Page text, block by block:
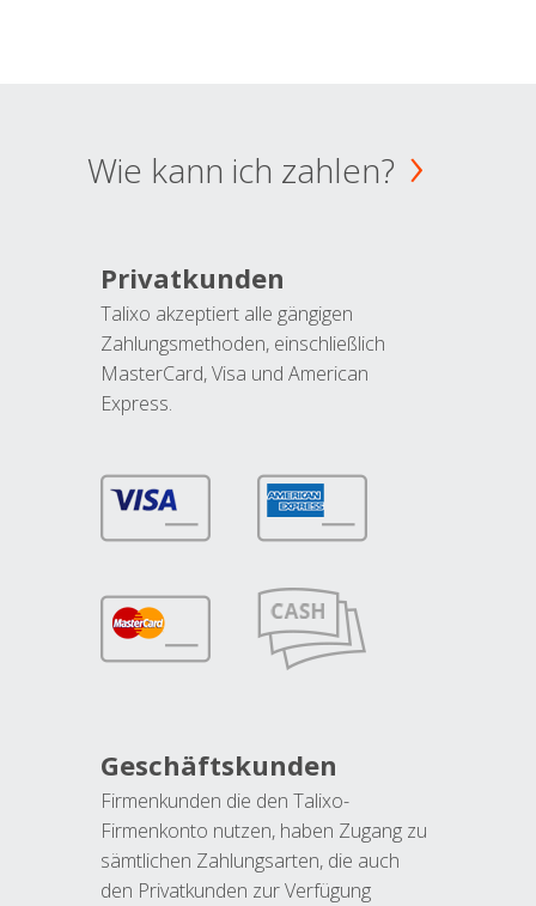
Wie kann ich zahlen?
Privatkunden
Talixo akzeptiert alle gängigen
Zahlungsmethoden, einschließlich
MasterCard, Visa und American
Express.
Geschäftskunden
Firmenkunden die den Talixo-
Firmenkonto nutzen, haben Zugang zu
sämtlichen Zahlungsarten, die auch
den Privatkunden zur Verfügung